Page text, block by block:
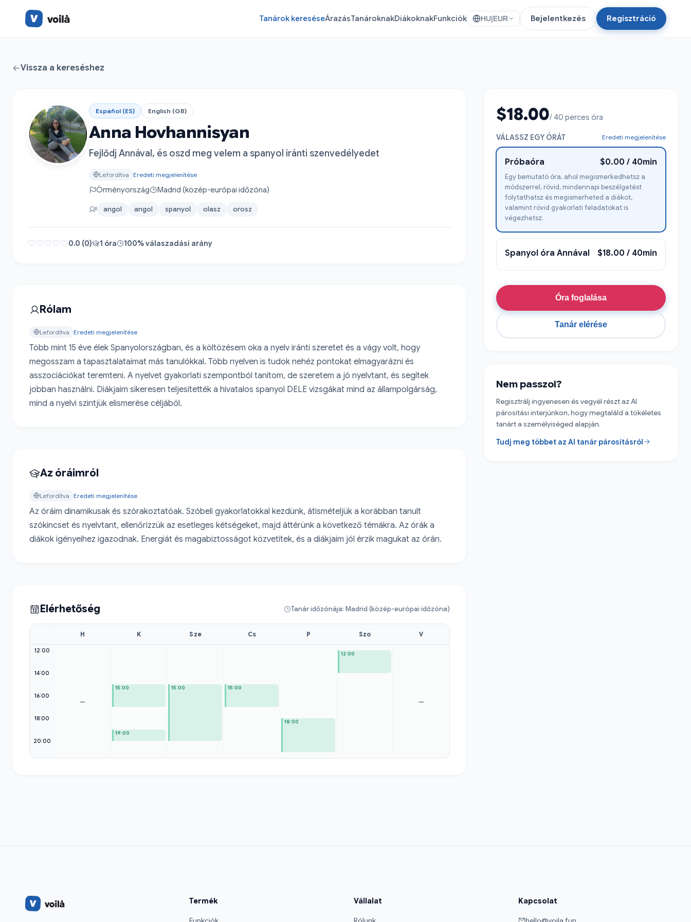
Tanárok kereséseÁrazásTanároknakDiákoknakFunkciók HU|EUR Bejelentkezés Regisztráció
Vissza a kereséshez
Español (ES) English (GB)
Anna Hovhannisyan
Fejlődj Annával, és oszd meg velem a spanyol iránti szenvedélyedet
Lefordítva Eredeti megjelenítése
Örményország Madrid (közép-európai időzóna)
angol angol spanyol olasz orosz
0.0 (0) 1 óra 100% válaszadási arány
Rólam
Lefordítva Eredeti megjelenítése
Több mint 15 éve élek Spanyolországban, és a költözésem oka a nyelv iránti szeretet és a vágy volt, hogy
megosszam a tapasztalataimat más tanulókkal. Több nyelven is tudok nehéz pontokat elmagyarázni és
asszociációkat teremteni. A nyelvet gyakorlati szempontból tanítom, de szeretem a jó nyelvtant, és segítek
jobban használni. Diákjaim sikeresen teljesítették a hivatalos spanyol DELE vizsgákat mind az állampolgárság,
mind a nyelvi szintjük elismerése céljából.
Az óráimról
Lefordítva Eredeti megjelenítése
Az óráim dinamikusak és szórakoztatóak. Szóbeli gyakorlatokkal kezdünk, átismételjük a korábban tanult
szókincset és nyelvtant, ellenőrizzük az esetleges kétségeket, majd áttérünk a következő témákra. Az órák a
diákok igényeihez igazodnak. Energiát és magabiztosságot közvetítek, és a diákjaim jól érzik magukat az órán.
Elérhetőség Tanár időzónája: Madrid (közép-európai időzóna)
12:00
14:00
16:00
18:00
20:00
H
—
K
15:00
19:00
Sze
15:00
Cs
15:00
P
18:00
Szo
12:00
V
—
$18.00/ 40 perces óra
VÁLASSZ EGY ÓRÁT Eredeti megjelenítése
Próbaóra $0.00 / 40min
Egy bemutató óra, ahol megismerkedhetsz a
módszerrel, rövid, mindennapi beszélgetést
folytathatsz és megismerheted a diákot,
valamint rövid gyakorlati feladatokat is
végezhetsz.
Spanyol óra Annával $18.00 / 40min
Óra foglalása
Tanár elérése
Nem passzol?
Regisztrálj ingyenesen és vegyél részt az AI
párosítási interjúnkon, hogy megtaláld a tökéletes
tanárt a személyiséged alapján.
Tudj meg többet az AI tanár párosításról
Termék Vállalat Kapcsolat